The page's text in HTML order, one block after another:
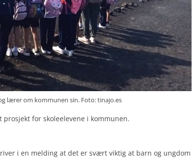
lærer om kommunen sin. Foto: tinajo.es
for skoleelevene i kommunen.
i en melding at det er svært viktig at barn og ungdom